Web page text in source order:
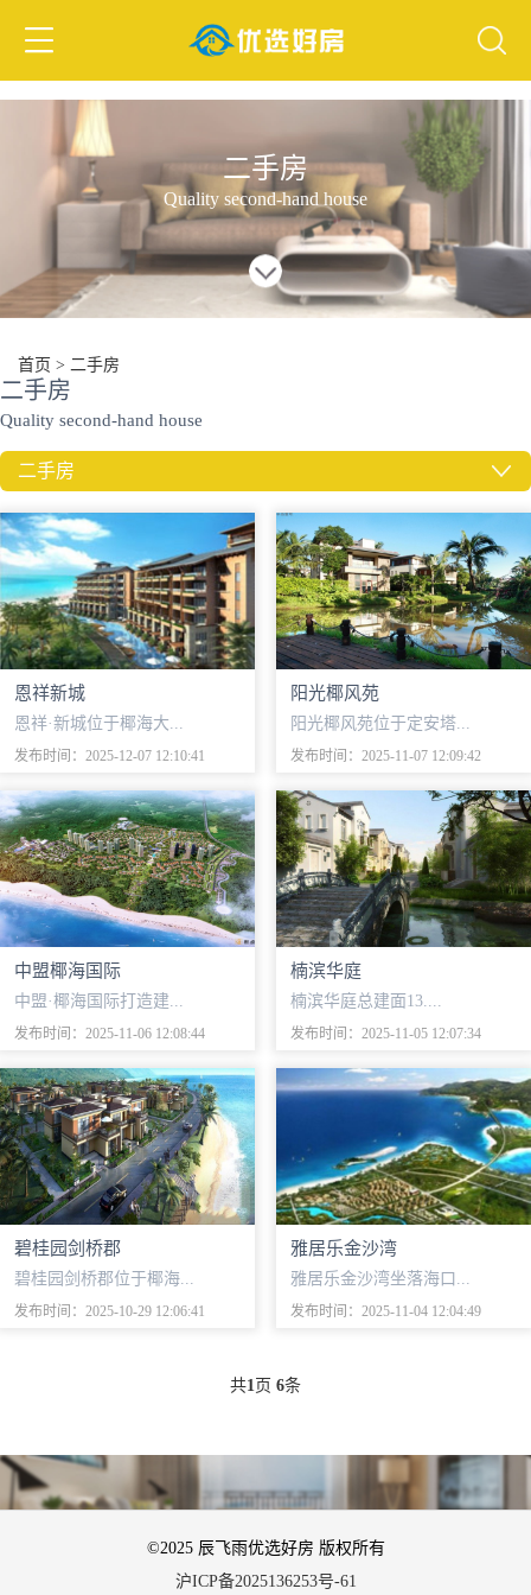
二手房
二手房
Quality second-hand house
首页 > 二手房
二手房
Quality second-hand house
二手房
恩祥新城
恩祥·新城位于椰海大...
发布时间：2025-12-07 12:10:41
阳光椰风苑
阳光椰风苑位于定安塔...
发布时间：2025-11-07 12:09:42
中盟椰海国际
中盟·椰海国际打造建...
发布时间：2025-11-06 12:08:44
楠滨华庭
楠滨华庭总建面13....
发布时间：2025-11-05 12:07:34
碧桂园剑桥郡
碧桂园剑桥郡位于椰海...
发布时间：2025-10-29 12:06:41
雅居乐金沙湾
雅居乐金沙湾坐落海口...
发布时间：2025-11-04 12:04:49
共1页 6条
©2025 辰飞雨优选好房 版权所有
沪ICP备2025136253号-61